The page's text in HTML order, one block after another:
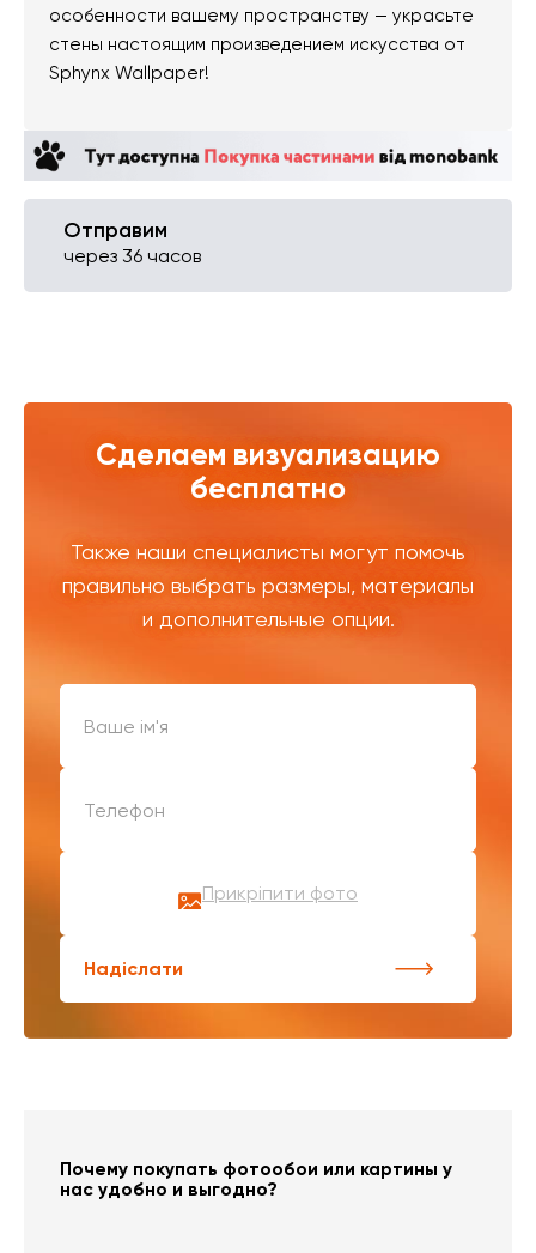
особенности вашему пространству — украсьте
стены настоящим произведением искусства от
Sphynx Wallpaper!
Отправим
через 36 часов
Сделаем визуализацию
бесплатно
Также наши специалисты могут помочь
правильно выбрать размеры, материалы
и дополнительные опции.
Прикріпити фото
Надіслати
Почему покупать фотообои или картины у
нас удобно и выгодно?